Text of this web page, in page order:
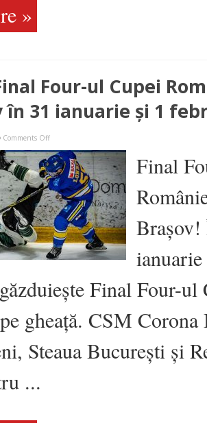
»
Four-ul Cupei
în 31 ianuarie și 1
Comments Offon
Final
Four-
ul
Cupei
României
se
joacă
la
Brașov
în
31
ianuarie
februarie
Final
Final Four-ul
gheață. CSM
Steaua București și
...